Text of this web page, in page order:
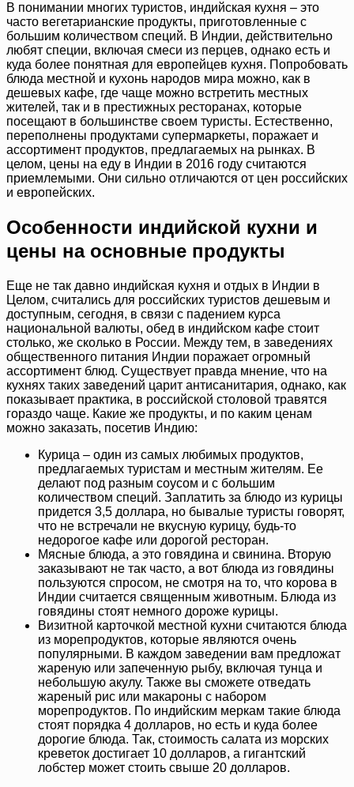
В понимании многих туристов, индийская кухня – это
часто вегетарианские продукты, приготовленные с
большим количеством специй. В Индии, действительно
любят специи, включая смеси из перцев, однако есть и
куда более понятная для европейцев кухня. Попробовать
блюда местной и кухонь народов мира можно, как в
дешевых кафе, где чаще можно встретить местных
жителей, так и в престижных ресторанах, которые
посещают в большинстве своем туристы. Естественно,
переполнены продуктами супермаркеты, поражает и
ассортимент продуктов, предлагаемых на рынках. В
целом, цены на еду в Индии в 2016 году считаются
приемлемыми. Они сильно отличаются от цен российских
и европейских.
Особенности индийской кухни и
цены на основные продукты
Еще не так давно индийская кухня и отдых в Индии в
Целом, считались для российских туристов дешевым и
доступным, сегодня, в связи с падением курса
национальной валюты, обед в индийском кафе стоит
столько, же сколько в России. Между тем, в заведениях
общественного питания Индии поражает огромный
ассортимент блюд. Существует правда мнение, что на
кухнях таких заведений царит антисанитария, однако, как
показывает практика, в российской столовой травятся
гораздо чаще. Какие же продукты, и по каким ценам
можно заказать, посетив Индию:
Курица – один из самых любимых продуктов,
предлагаемых туристам и местным жителям. Ее
делают под разным соусом и с большим
количеством специй. Заплатить за блюдо из курицы
придется 3,5 доллара, но бывалые туристы говорят,
что не встречали не вкусную курицу, будь-то
недорогое кафе или дорогой ресторан.
Мясные блюда, а это говядина и свинина. Вторую
заказывают не так часто, а вот блюда из говядины
пользуются спросом, не смотря на то, что корова в
Индии считается священным животным. Блюда из
говядины стоят немного дороже курицы.
Визитной карточкой местной кухни считаются блюда
из морепродуктов, которые являются очень
популярными. В каждом заведении вам предложат
жареную или запеченную рыбу, включая тунца и
небольшую акулу. Также вы сможете отведать
жареный рис или макароны с набором
морепродуктов. По индийским меркам такие блюда
стоят порядка 4 долларов, но есть и куда более
дорогие блюда. Так, стоимость салата из морских
креветок достигает 10 долларов, а гигантский
лобстер может стоить свыше 20 долларов.